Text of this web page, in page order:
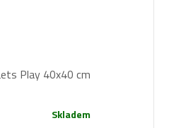
Play 40x40 cm
Skladem